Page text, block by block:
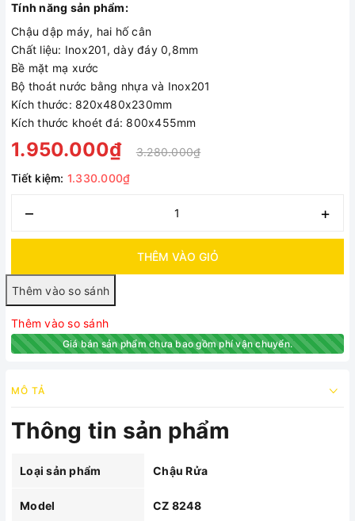
Tính năng sản phẩm:
Chậu dập máy, hai hố cân
Chất liệu: Inox201, dày đáy 0,8mm
Bề mặt mạ xước
Bộ thoát nước bằng nhựa và Inox201
Kích thước: 820x480x230mm
Kích thước khoét đá: 800x455mm
1.950.000₫
3.280.000₫
Tiết kiệm: 1.330.000₫
– +
THÊM VÀO GIỎ
Thêm vào so sánh
Giá bán sản phẩm chưa bao gồm phí vận chuyển.
MÔ TẢ
Thông tin sản phẩm
Loại sản phẩm Chậu Rửa
Model CZ 8248